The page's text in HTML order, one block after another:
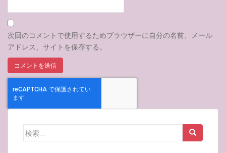
次回のコメントで使用するためブラウザーに自分の名前、メール
アドレス、サイトを保存する。
検